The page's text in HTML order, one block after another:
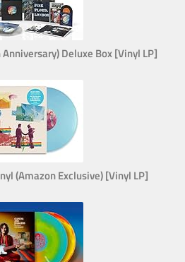
Deluxe Box [Vinyl LP]
(Amazon Exclusive) [Vinyl LP]